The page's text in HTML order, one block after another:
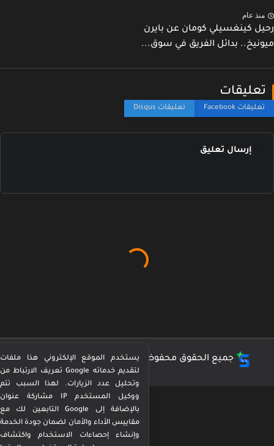
عام
كينغسيلي كومان عن بايرن
بدائل الفريق في سوق...
إرسال تعليق
جميع الحقوق محفوظة © كورة بيرفكت Perfect Kora
يستخدم الموقع الإلكتروني هذا ملفات
تعريف الارتباط من Google لتقديم خدماته
وتحليل عدد الزيارات. لهذا السبب تتم
مشاركة عنوان IP ووكيل المستخدم
التابعين لك مع Google بالإضافة إلى
مقاييس الأداء والأمان لضمان جودة الخدمة
وإنشاء إحصاءات الاستخدام واكتشاف